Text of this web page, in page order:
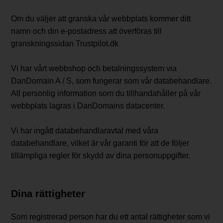
Om du väljer att granska vår webbplats kommer ditt
namn och din e-postadress att överföras till
granskningssidan Trustpilot.dk
Vi har vårt webbshop och betalningssystem via
DanDomain A / S, som fungerar som vår databehandlare.
All personlig information som du tillhandahåller på vår
webbplats lagras i DanDomains datacenter.
Vi har ingått databehandlaravtal med våra
databehandlare, vilket är vår garanti för att de följer
tillämpliga regler för skydd av dina personuppgifter.
Dina rättigheter
Som registrerad person har du ett antal rättigheter som vi